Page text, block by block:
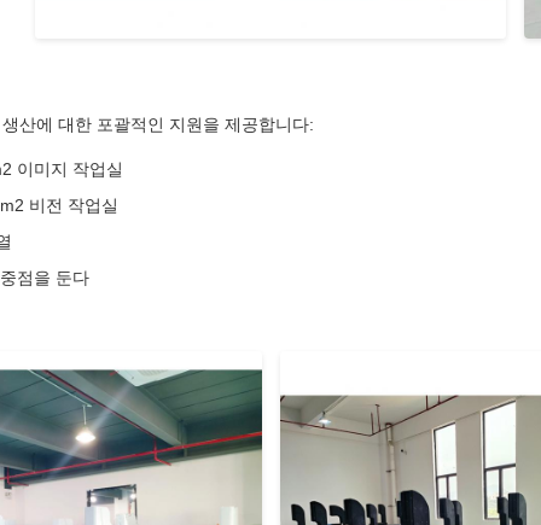
산에 대한 포괄적인 지원을 제공합니다:
이미지 작업실
비전 작업실
점을 둔다